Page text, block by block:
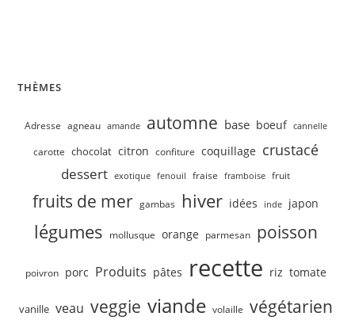
THÈMES
Adresse agneau amande automne base boeuf cannelle
carotte chocolat citron confiture coquillage crustacé
dessert exotique fenouil fraise framboise fruit
fruits de mer gambas hiver idées inde japon
légumes mollusque orange parmesan poisson
poivron porc Produits pâtes recette riz tomate
vanille veau veggie viande volaille végétarien